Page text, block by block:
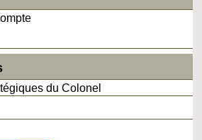
du Colonel